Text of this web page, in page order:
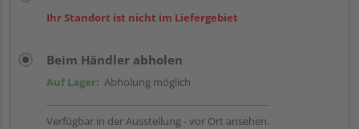
Ihr Standort ist nicht im Liefergebiet
Beim Händler abholen
Auf Lager: Abholung möglich
Verfügbar in der Ausstellung - vor Ort ansehen.